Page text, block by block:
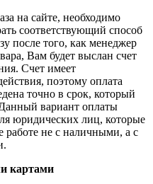
на сайте, необходимо
соответствующий способ
после того, как менеджер
Вам будет выслан счет
Счет имеет
поэтому оплата
точно в срок, который
вариант оплаты
юридических лиц, которые
работе не с наличными, а с
картами